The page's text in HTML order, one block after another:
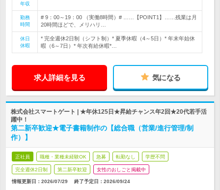
年収
勤務
時間
# 9：00～19：00 （実働8時間）# ……【POINT1】……残業は月
20時間ほどで、メリハリ…
休日
休暇
* 完全週休2日制（シフト制）* 夏季休暇（4～5日）* 年末年始休
暇（6～7日）* 年次有給休暇*…
求人詳細を見る 気になる
株式会社スマートゲート | ★年休125日★昇給チャンス年2回★20代若手活
躍中！
第二新卒歓迎★電子書籍制作の【総合職（営業/進行管理/制
作）】
正社員 職種・業種未経験OK 急募 転勤なし 学歴不問
完全週休2日制 第二新卒歓迎 女性のおしごと掲載中
情報更新日：2026/07/29 終了予定日： 2026/09/24